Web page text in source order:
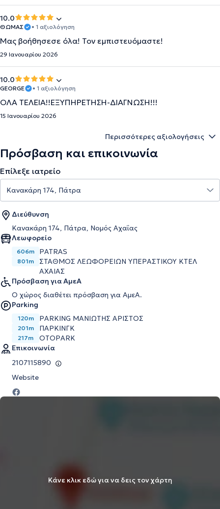
10.0
ΘΩΜΑΣ • 1 αξιολόγηση
Μας βοήθησεσε όλα! Τον εμπιστευόμαστε!
29 Ιανουαρίου 2026
10.0
GEORGE • 1 αξιολόγηση
ΟΛΑ ΤΕΛΕΙΑ!!ΕΞΥΠΗΡΕΤΗΣΗ-ΔΙΑΓΝΩΣΗ!!!
15 Ιανουαρίου 2026
Περισσότερες αξιολογήσεις
Πρόσβαση και επικοινωνία
Επίλεξε ιατρείο
Διεύθυνση
Κανακάρη 174, Πάτρα, Νομός Αχαΐας
Λεωφορείο
606m PATRAS
801m
ΣΤΑΘΜΟΣ ΛΕΩΦΟΡΕΙΩΝ ΥΠΕΡΑΣΤΙΚΟΥ ΚΤΕΛ
ΑΧΑΙΑΣ
Πρόσβαση για ΑμεΑ
Ο χώρος διαθέτει πρόσβαση για ΑμεΑ.
Parking
120m PARKING ΜΑΝΙΩΤΗΣ ΑΡΙΣΤΟΣ
201m ΠΑΡΚΙΝΓΚ
217m
OTOPARK
Επικοινωνία
2107115890
Website
Κάνε κλικ εδώ για να δεις τον χάρτη